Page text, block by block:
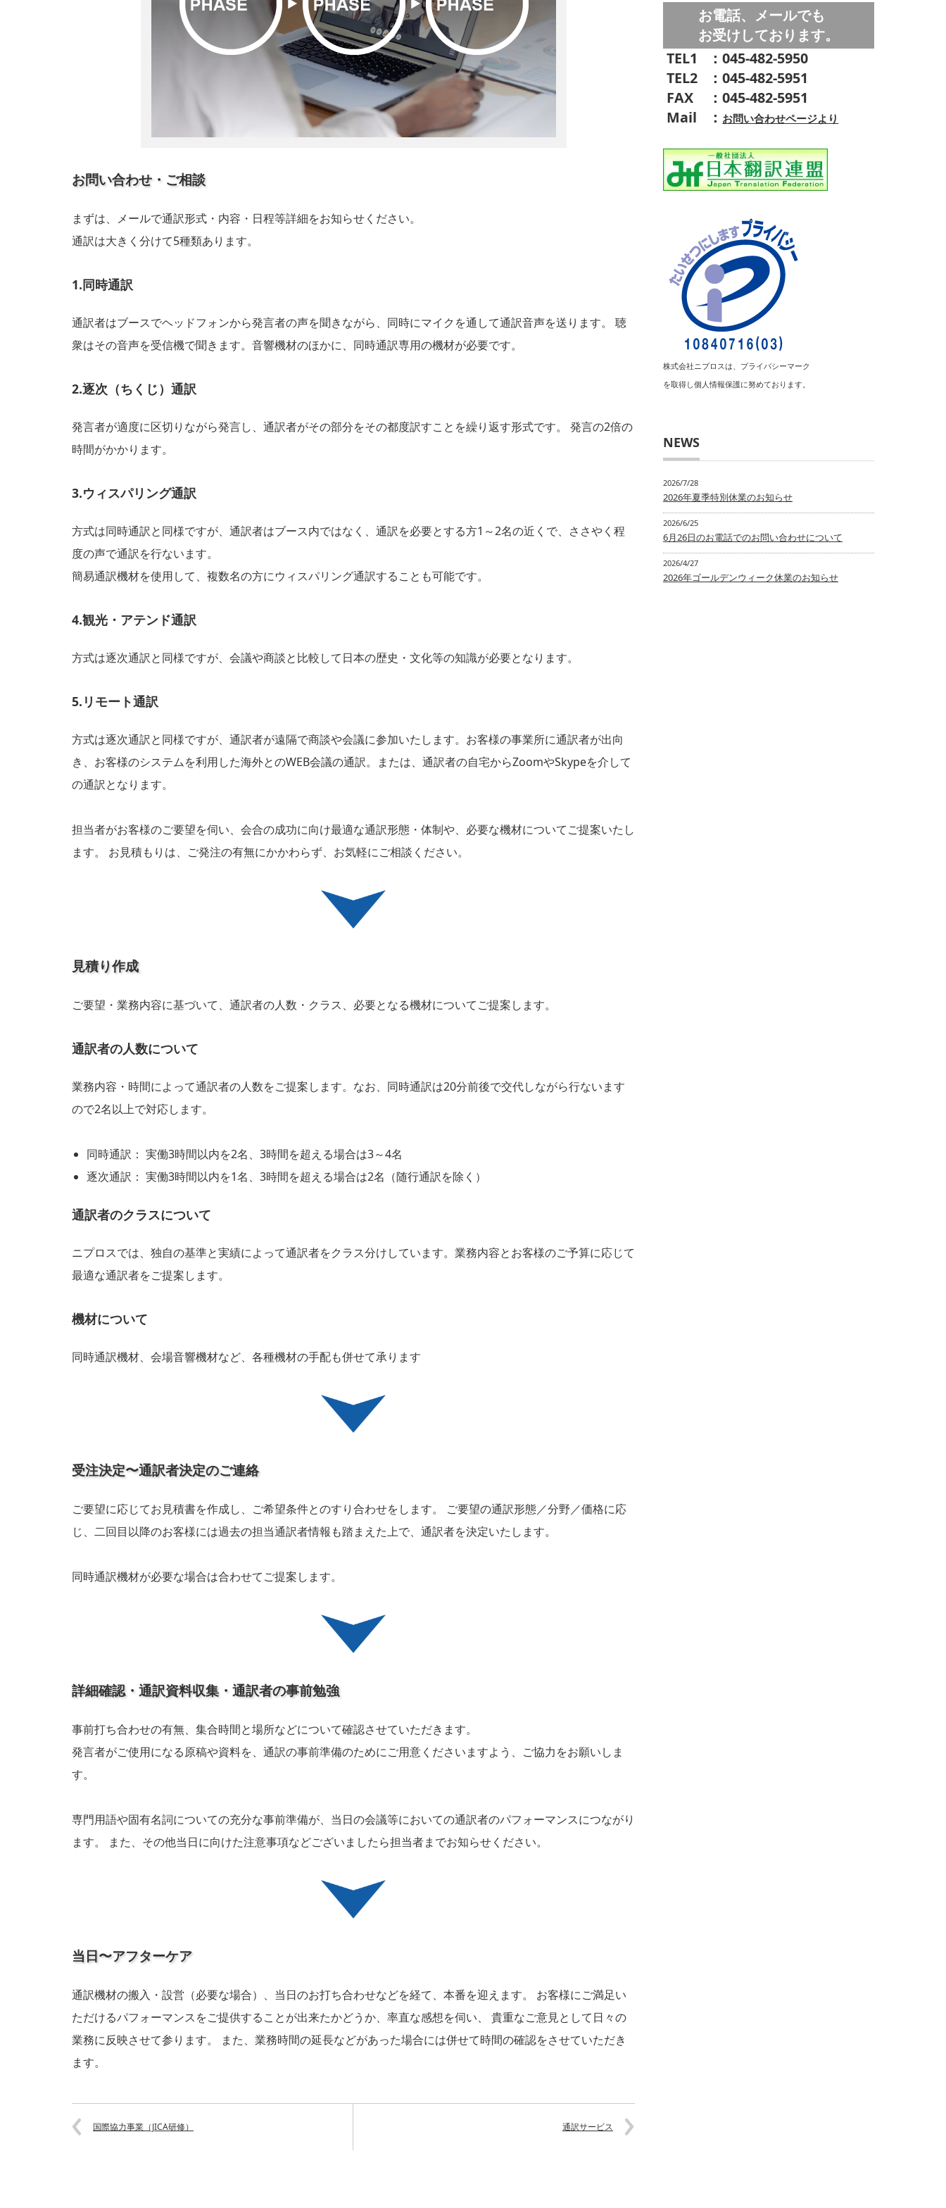
お問い合わせ・ご相談
まずは、メールで通訳形式・内容・日程等詳細をお知らせください。
通訳は大きく分けて5種類あります。
1.同時通訳
通訳者はブースでヘッドフォンから発言者の声を聞きながら、同時にマイクを通して通訳音声を送ります。 聴
衆はその音声を受信機で聞きます。音響機材のほかに、同時通訳専用の機材が必要です。
2.逐次（ちくじ）通訳
発言者が適度に区切りながら発言し、通訳者がその部分をその都度訳すことを繰り返す形式です。 発言の2倍の
時間がかかります。
3.ウィスパリング通訳
方式は同時通訳と同様ですが、通訳者はブース内ではなく、通訳を必要とする方1～2名の近くで、ささやく程
度の声で通訳を行ないます。
簡易通訳機材を使用して、複数名の方にウィスパリング通訳することも可能です。
4.観光・アテンド通訳
方式は逐次通訳と同様ですが、会議や商談と比較して日本の歴史・文化等の知識が必要となります。
5.リモート通訳
方式は逐次通訳と同様ですが、通訳者が遠隔で商談や会議に参加いたします。お客様の事業所に通訳者が出向
き、お客様のシステムを利用した海外とのWEB会議の通訳。または、通訳者の自宅からZoomやSkypeを介して
の通訳となります。
担当者がお客様のご要望を伺い、会合の成功に向け最適な通訳形態・体制や、必要な機材についてご提案いたし
ます。 お見積もりは、ご発注の有無にかかわらず、お気軽にご相談ください。
見積り作成
ご要望・業務内容に基づいて、通訳者の人数・クラス、必要となる機材についてご提案します。
通訳者の人数について
業務内容・時間によって通訳者の人数をご提案します。なお、同時通訳は20分前後で交代しながら行ないます
ので2名以上で対応します。
同時通訳： 実働3時間以内を2名、3時間を超える場合は3～4名
逐次通訳： 実働3時間以内を1名、3時間を超える場合は2名（随行通訳を除く）
通訳者のクラスについて
ニプロスでは、独自の基準と実績によって通訳者をクラス分けしています。業務内容とお客様のご予算に応じて
最適な通訳者をご提案します。
機材について
同時通訳機材、会場音響機材など、各種機材の手配も併せて承ります
受注決定〜通訳者決定のご連絡
ご要望に応じてお見積書を作成し、ご希望条件とのすり合わせをします。 ご要望の通訳形態／分野／価格に応
じ、二回目以降のお客様には過去の担当通訳者情報も踏まえた上で、通訳者を決定いたします。
同時通訳機材が必要な場合は合わせてご提案します。
詳細確認・通訳資料収集・通訳者の事前勉強
事前打ち合わせの有無、集合時間と場所などについて確認させていただきます。
発言者がご使用になる原稿や資料を、通訳の事前準備のためにご用意くださいますよう、ご協力をお願いしま
す。
専門用語や固有名詞についての充分な事前準備が、当日の会議等においての通訳者のパフォーマンスにつながり
ます。 また、その他当日に向けた注意事項などございましたら担当者までお知らせください。
当日〜アフターケア
通訳機材の搬入・設営（必要な場合）、当日のお打ち合わせなどを経て、本番を迎えます。 お客様にご満足い
ただけるパフォーマンスをご提供することが出来たかどうか、率直な感想を伺い、 貴重なご意見として日々の
業務に反映させて参ります。 また、業務時間の延長などがあった場合には併せて時間の確認をさせていただき
ます。
国際協力事業（JICA研修） 通訳サービス
お電話、メールでも
お受けしております。
TEL1
：045-482-5950
TEL2
：045-482-5951
FAX
：045-482-5951
Mail
： お問い合わせページより
株式会社ニプロスは、プライバシーマーク
を取得し個人情報保護に努めております。
NEWS
2026/7/28
2026年夏季特別休業のお知らせ
2026/6/25
6月26日のお電話でのお問い合わせについて
2026/4/27
2026年ゴールデンウィーク休業のお知らせ